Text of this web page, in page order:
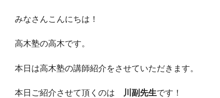
みなさんこんにちは！
高木塾の高木です。
本日は高木塾の講師紹介をさせていただきます。
本日ご紹介させて頂くのは 川副先生です！